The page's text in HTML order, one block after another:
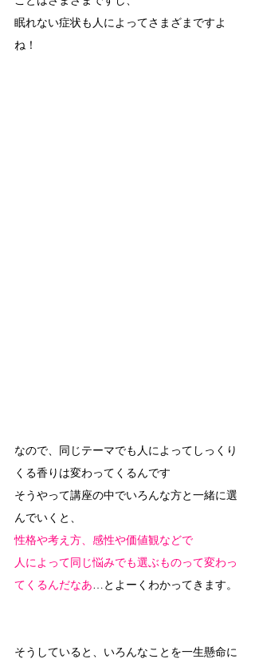
眠れない症状も人によってさまざまですよ
ね！
なので、同じテーマでも人によってしっくり
くる香りは変わってくるんです
そうやって講座の中でいろんな方と一緒に選
んでいくと、
性格や考え方、感性や価値観などで
人によって同じ悩みでも選ぶものって変わっ
てくるんだなあ…とよーくわかってきます。
そうしていると、いろんなことを一生懸命に